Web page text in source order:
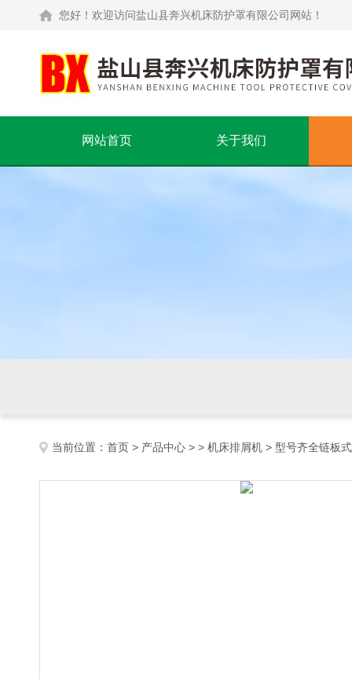
您好！欢迎访问盐山县奔兴机床防护罩有限公司网站！
网站首页 关于我们
当前位置： 首页 > 产品中心 > > 机床排屑机 > 型号齐全链板